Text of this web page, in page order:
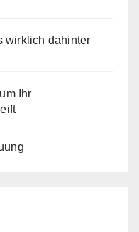
wirklich dahinter
Ihr